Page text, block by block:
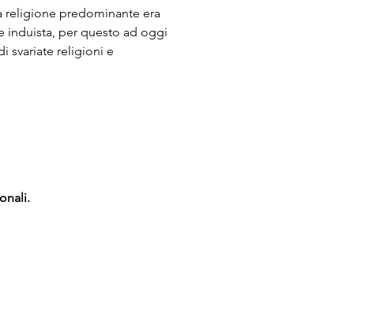
religione predominante era
induista, per questo ad oggi
svariate religioni e